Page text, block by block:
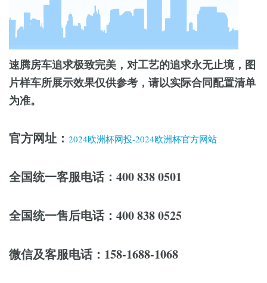
速腾房车追求极致完美，对工艺的追求永无止境，图
片样车所展示效果仅供参考，请以实际合同配置清单
为准。
官方网址： 2024欧洲杯网投-2024欧洲杯官方网站
全国统一客服电话：400 838 0501
全国统一售后电话：400 838 0525
微信及客服电话：158-1688-1068